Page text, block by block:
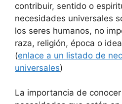
contribuir, sentido o
necesidades universales
los seres humanos, no
raza, religión, época o
(enlace a un listado de
universales)
La importancia de